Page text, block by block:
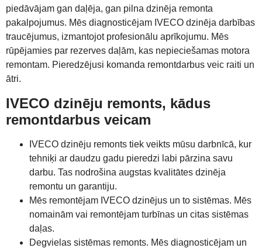
piedāvājam gan daļēja, gan pilna dzinēja remonta
pakalpojumus. Mēs diagnosticējam IVECO dzinēja darbības
traucējumus, izmantojot profesionālu aprīkojumu. Mēs
rūpējamies par rezerves daļām, kas nepieciešamas motora
remontam. Pieredzējusi komanda remontdarbus veic raiti un
ātri.
IVECO dzinēju remonts, kādus
remontdarbus veicam
IVECO dzinēju remonts tiek veikts mūsu darbnīcā, kur
tehniķi ar daudzu gadu pieredzi labi pārzina savu
darbu. Tas nodrošina augstas kvalitātes dzinēja
remontu un garantiju.
Mēs remontējam IVECO dzinējus un to sistēmas. Mēs
nomainām vai remontējam turbīnas un citas sistēmas
daļas.
Degvielas sistēmas remonts. Mēs diagnosticējam un